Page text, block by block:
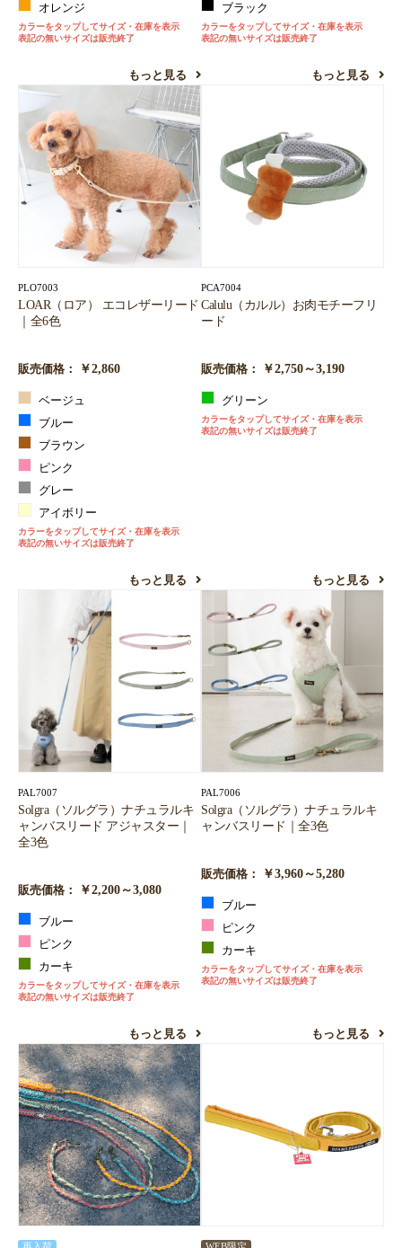
オレンジ
カラーをタップしてサイズ・在庫を表示
表記の無いサイズは販売終了
もっと見る
ブラック
カラーをタップしてサイズ・在庫を表示
表記の無いサイズは販売終了
もっと見る
PLO7003
LOAR（ロア） エコレザーリード
｜全6色
販売価格： ￥2,860
ベージュ
ブルー
ブラウン
ピンク
グレー
アイボリー
カラーをタップしてサイズ・在庫を表示
表記の無いサイズは販売終了
もっと見る
PCA7004
Calulu（カルル）お肉モチーフリ
ード
販売価格： ￥2,750～3,190
グリーン
カラーをタップしてサイズ・在庫を表示
表記の無いサイズは販売終了
もっと見る
PAL7007
Solgra（ソルグラ）ナチュラルキ
ャンバスリード アジャスター｜
全3色
販売価格： ￥2,200～3,080
ブルー
ピンク
カーキ
カラーをタップしてサイズ・在庫を表示
表記の無いサイズは販売終了
もっと見る
PAL7006
Solgra（ソルグラ）ナチュラルキ
ャンバスリード｜全3色
販売価格： ￥3,960～5,280
ブルー
ピンク
カーキ
カラーをタップしてサイズ・在庫を表示
表記の無いサイズは販売終了
もっと見る